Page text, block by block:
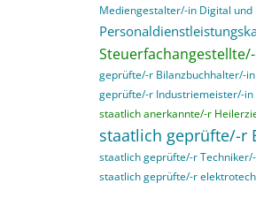
Mediengestalter/-in Digital und
geprüfte/-r Bilanzbuchhalter/-in
geprüfte/-r Industriemeister/-in
staatlich anerkannte/-r
staatlich geprüfte/-r
staatlich geprüfte/-r
staatlich geprüfte/-r